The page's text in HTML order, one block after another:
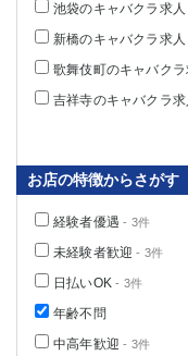
池袋のキャバクラ求
新橋のキャバクラ求
歌舞伎町のキャバクラ
吉祥寺のキャバクラ
お店の特徴からさがす
経験者優遇 - 3件
未経験者歓迎 - 3件
日払いOK - 3件
年齢不問
中高年歓迎 - 3件